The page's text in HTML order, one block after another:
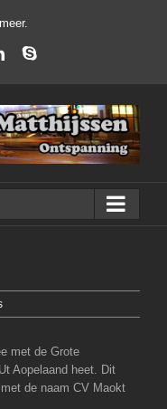
LinkedInSkype
met de Grote
Aopelaand heet. Dit
de naam CV Maokt